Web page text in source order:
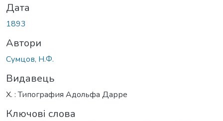
Дата
1893
Автори
Сумцов, Н.Ф.
Видавець
Х. : Типография Адольфа Дарре
Ключові слова